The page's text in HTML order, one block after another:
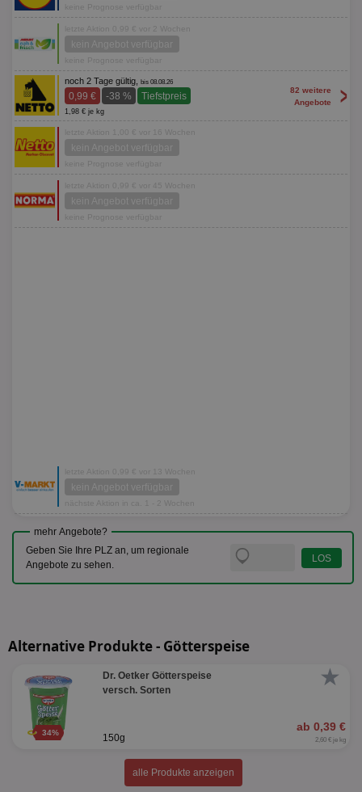
keine Prognose verfügbar
letzte Aktion 0,99 € vor 2 Wochen
kein Angebot verfügbar
keine Prognose verfügbar
noch 2 Tage gültig, bis 08.08.26
0,99 € -38 % Tiefstpreis
1,98 € je kg
82 weitere
Angebote
>
letzte Aktion 1,00 € vor 16 Wochen
kein Angebot verfügbar
keine Prognose verfügbar
letzte Aktion 0,99 € vor 45 Wochen
kein Angebot verfügbar
keine Prognose verfügbar
letzte Aktion 0,99 € vor 13 Wochen
kein Angebot verfügbar
nächste Aktion in ca. 1 - 2 Wochen
mehr Angebote?
Geben Sie Ihre PLZ an, um regionale
Angebote zu sehen.
Alternative Produkte - Götterspeise
★
34%
Dr. Oetker Götterspeise
versch. Sorten
ab 0,39 €
150g 2,60 € je kg
alle Produkte anzeigen